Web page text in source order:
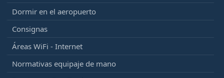
Dormir en el aeropuerto
Consignas
Áreas WiFi - Internet
Normativas equipaje de mano